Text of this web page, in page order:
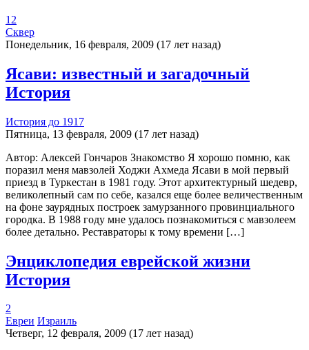
12
Сквер
Понедельник, 16 февраля, 2009 (17 лет назад)
Ясави: известный и загадочный
История
История до 1917
Пятница, 13 февраля, 2009 (17 лет назад)
Автор: Алексей Гончаров Знакомство Я хорошо помню, как
поразил меня мавзолей Ходжи Ахмеда Ясави в мой первый
приезд в Туркестан в 1981 году. Этот архитектурный шедевр,
великолепный сам по себе, казался еще более величественным
на фоне заурядных построек замурзанного провинциального
городка. В 1988 году мне удалось познакомиться с мавзолеем
более детально. Реставраторы к тому времени […]
Энциклопедия еврейской жизни
История
2
Евреи Израиль
Четверг, 12 февраля, 2009 (17 лет назад)